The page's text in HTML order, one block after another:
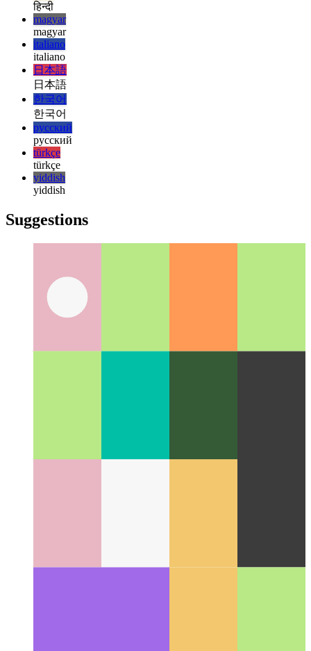
français
עברית
עברית
हिन्दी
हिन्दी
magyar
magyar
italiano
italiano
日本語
日本語
한국어
한국어
русский
русский
türkçe
yiddish
Suggestions